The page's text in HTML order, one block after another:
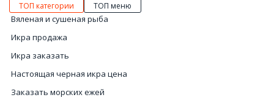
ТОП категории ТОП меню
Вяленая и сушеная рыба
Икра продажа
Икра заказать
Настоящая черная икра цена
Заказать морских ежей